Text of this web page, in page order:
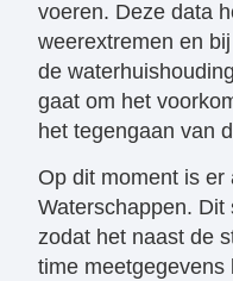
voeren. Deze data
weerextremen en
de
gaat om het
het tegengaan van
Op dit moment is
Waterschappen.
zodat het naast de
time meetgegevens